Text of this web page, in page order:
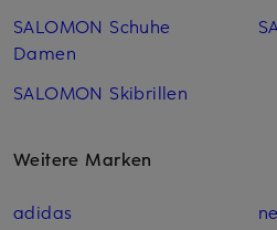
SALOMON Schuhe
Damen
SALOMON Skibrillen
Weitere Marken
adidas